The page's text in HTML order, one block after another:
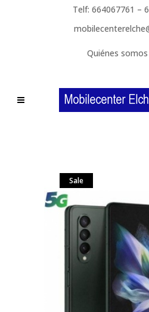
Telf: 664067761 –
Quiénes somos
Sale